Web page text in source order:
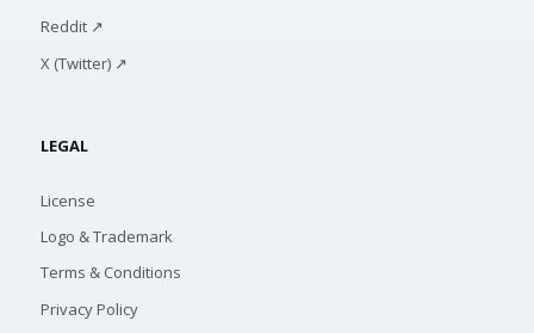
Reddit ↗
X (Twitter) ↗
LEGAL
License
Logo & Trademark
Terms & Conditions
Privacy Policy